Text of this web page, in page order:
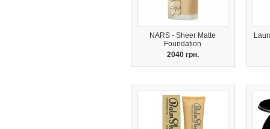
NARS - Sheer Matte
Foundation
2040 грн.